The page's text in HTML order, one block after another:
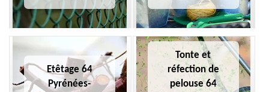
Etêtage 64
Pyrénées-
Tonte et
réfection de
pelouse 64